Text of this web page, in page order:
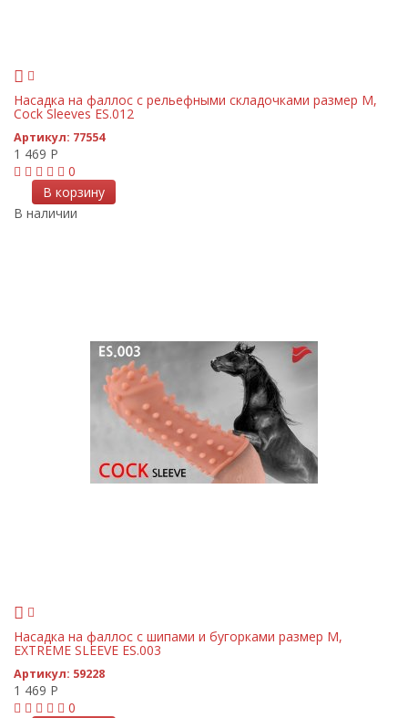
Насадка на фаллос с рельефными складочками размер M,
Cock Sleeves ES.012
Артикул: 77554
1 469 Р
0
В корзину
В наличии
Насадка на фаллос с шипами и бугорками размер M,
EXTREME SLEEVE ES.003
Артикул: 59228
1 469 Р
0